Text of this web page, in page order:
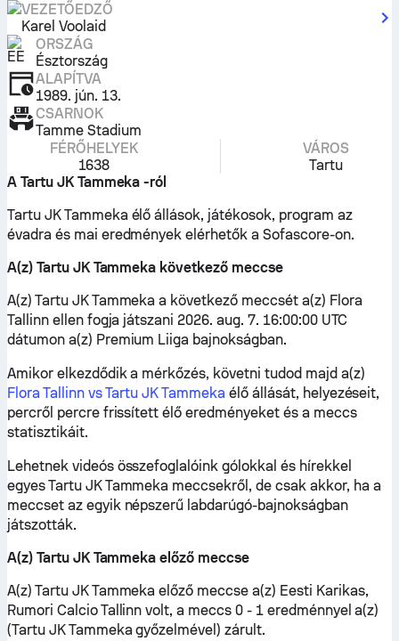
VEZETŐEDZŐ
Karel Voolaid
ORSZÁG
Észtország
ALAPÍTVA
1989. jún. 13.
CSARNOK
Tamme Stadium
FÉRŐHELYEK
1638
VÁROS
Tartu
A Tartu JK Tammeka -ról
Tartu JK Tammeka élő állások, játékosok, program az
évadra és mai eredmények elérhetők a Sofascore-on.
A(z) Tartu JK Tammeka következő meccse
A(z) Tartu JK Tammeka a következő meccsét a(z) Flora
Tallinn ellen fogja játszani 2026. aug. 7. 16:00:00 UTC
dátumon a(z) Premium Liiga bajnokságban.
Amikor elkezdődik a mérkőzés, követni tudod majd a(z)
Flora Tallinn vs Tartu JK Tammeka élő állását, helyezéseit,
percről percre frissített élő eredményeket és a meccs
statisztikáit.
Lehetnek videós összefoglalóink gólokkal és hírekkel
egyes Tartu JK Tammeka meccsekről, de csak akkor, ha a
meccset az egyik népszerű labdarúgó-bajnokságban
játszották.
A(z) Tartu JK Tammeka előző meccse
A(z) Tartu JK Tammeka előző meccse a(z) Eesti Karikas,
Rumori Calcio Tallinn volt, a meccs 0 - 1 eredménnyel a(z)
(Tartu JK Tammeka győzelmével) zárult.